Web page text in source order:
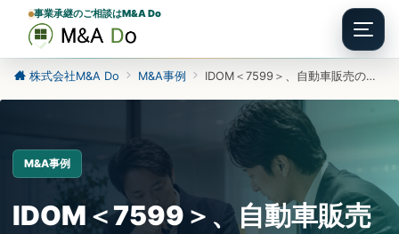
Menu
事業承継のご相談はM&A Do
株式会社M&A Do M&A事例 IDOM＜7599＞、自動車販売の豪子会社IDOM Automotive Groupなどを現地社に譲渡
M&A事例
IDOM＜7599＞、自動車販売